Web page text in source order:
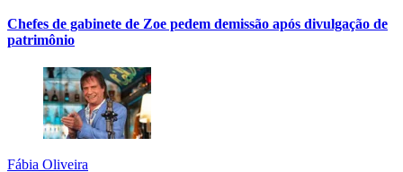
Chefes de gabinete de Zoe pedem demissão após divulgação de
patrimônio
Fábia Oliveira